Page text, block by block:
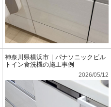
神奈川県横浜市｜パナソニックビル
トイン食洗機の施工事例
2026/05/12